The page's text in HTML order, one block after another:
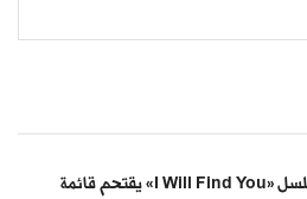
بعد 5 أسابيع من الصدارة.. مسلسل «I Will Find You» يقتحم قائمة